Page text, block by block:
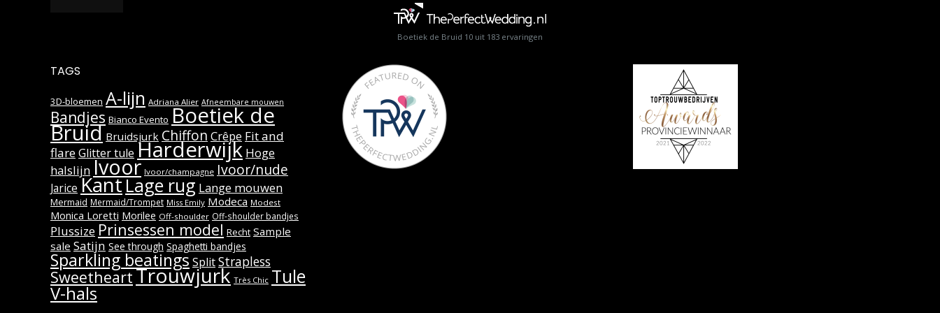
Boetiek de Bruid 10uit 183ervaringen
TAGS
3D-bloemen A-lijn Adriana Alier Afneembare mouwen
Bandjes Bianco Evento Boetiek de
Bruid Bruidsjurk Chiffon Crêpe Fit and
flareGlitter tule Harderwijk Hoge
halslijnIvoor Ivoor/champagne Ivoor/nude
Jarice KantLage rug Lange mouwen
Mermaid Mermaid/Trompet Miss Emily Modeca Modest
Monica Loretti Morilee Off-shoulder Off-shoulder bandjes
Plussize Prinsessen model Recht Sample
sale Satijn See through Spaghetti bandjes
Sparkling beatings SplitStrapless
SweetheartTrouwjurk Très Chic Tule
V-hals